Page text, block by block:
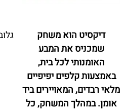
דיקסיט הוא משחק
שמכניס את המבע
האומנותי לכל בית,
באמצעות קלפים יפיפיים
מלאי רבדים, המאויירים ביד
אומן. במהלך המשחק, כל